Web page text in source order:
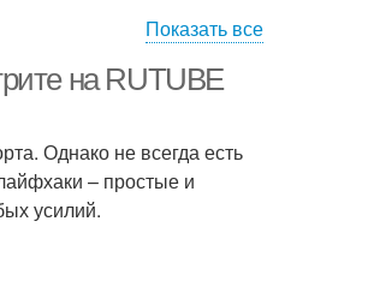
Показать все
на RUTUBE
Однако не всегда есть
– простые и
усилий.